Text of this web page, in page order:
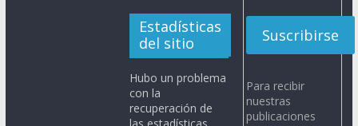
Estadísticas
del sitio
Hubo un problema
con la
recuperación de
Para recibir
nuestras
publicaciones